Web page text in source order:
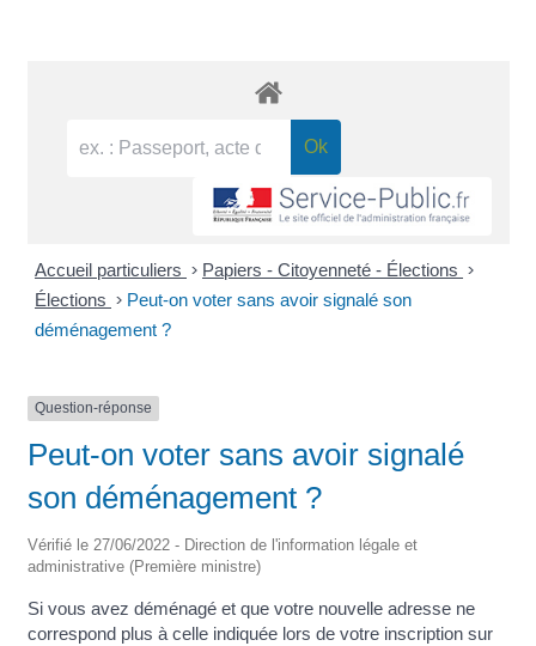
Accueil particuliers > Papiers - Citoyenneté - Élections >
Élections > Peut-on voter sans avoir signalé son
déménagement ?
Question-réponse
Peut-on voter sans avoir signalé
son déménagement ?
Vérifié le 27/06/2022 - Direction de l'information légale et
administrative (Première ministre)
Si vous avez déménagé et que votre nouvelle adresse ne
correspond plus à celle indiquée lors de votre inscription sur